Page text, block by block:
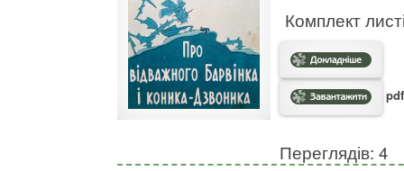
Комплект
Переглядів: 4